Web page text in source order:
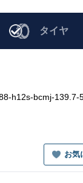
タイヤ
h12s-bcmj-139.7-
お気